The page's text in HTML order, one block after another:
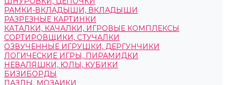
РАМКИ-ВКЛАДЫШИ, ВКЛАДЫШИ
РАЗРЕЗНЫЕ КАРТИНКИ
КАТАЛКИ, КАЧАЛКИ, ИГРОВЫЕ КОМПЛЕКСЫ
СОРТИРОВЩИКИ, СТУЧАЛКИ
ОЗВУЧЕННЫЕ ИГРУШКИ, ДЕРГУНЧИКИ
ЛОГИЧЕСКИЕ ИГРЫ, ПИРАМИДКИ
НЕВАЛЯШКИ, ЮЛЫ, КУБИКИ
БИЗИБОРДЫ
ПАЗЛЫ, МОЗАИКИ